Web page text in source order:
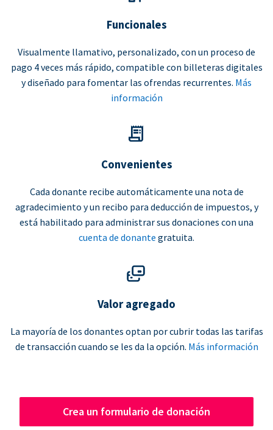
Funcionales
Visualmente llamativo, personalizado, con un proceso de
pago 4 veces más rápido, compatible con billeteras digitales
y diseñado para fomentar las ofrendas recurrentes. Más
información
Convenientes
Cada donante recibe automáticamente una nota de
agradecimiento y un recibo para deducción de impuestos, y
está habilitado para administrar sus donaciones con una
cuenta de donante gratuita.
Valor agregado
La mayoría de los donantes optan por cubrir todas las tarifas
de transacción cuando se les da la opción. Más información
Crea un formulario de donación